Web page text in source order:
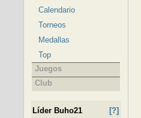
Calendario
Torneos
Medallas
Top
Juegos
Club
Líder Buho21
[?]